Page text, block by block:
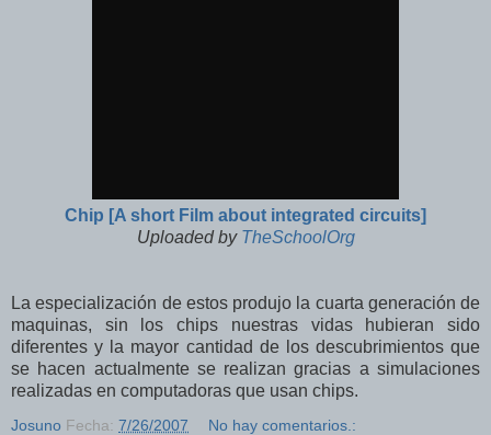
Chip [A short Film about integrated circuits]
Uploaded by TheSchoolOrg
La especialización de estos produjo la cuarta generación de
maquinas, sin los chips nuestras vidas hubieran sido
diferentes y la mayor cantidad de los descubrimientos que
se hacen actualmente se realizan gracias a simulaciones
realizadas en computadoras que usan chips.
Josuno Fecha: 7/26/2007 No hay comentarios.: